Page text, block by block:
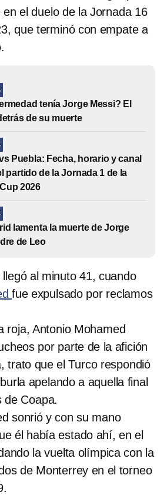
el duelo de la Jornada 16
que terminó con empate a
tenía Jorge Messi? El
de su muerte
Puebla: Fecha, horario y canal
partido de la Jornada 1 de la
2026
lamenta la muerte de Jorge
de Leo
al minuto 41, cuando
fue expulsado por reclamos
roja, Antonio Mohamed
por parte de la afición
trato que el Turco respondió
apelando a aquella final
de Coapa.
sonrió y con su mano
él había estado ahí, en el
la vuelta olímpica con la
de Monterrey en el torneo